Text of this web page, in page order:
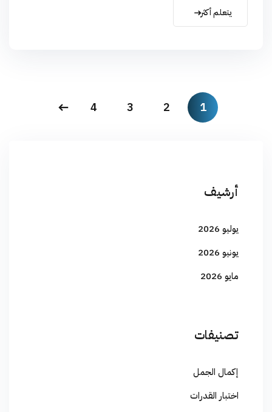
يتعلم أكثر
1
2
3
4
أرشيف
يوليو 2026
يونيو 2026
مايو 2026
تصنيفات
إكمال الجمل
اختبار القدرات